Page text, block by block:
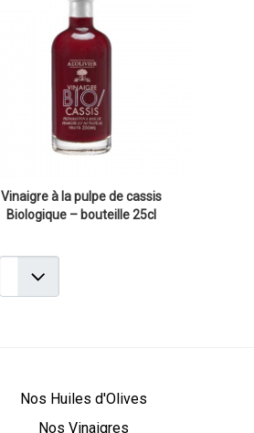
Vinaigre à la pulpe de cassis
Biologique – bouteille 25cl
Nos Huiles d'Olives
Nos Vinaigres